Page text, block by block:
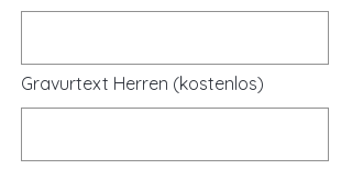
Gravurtext Herren (kostenlos)